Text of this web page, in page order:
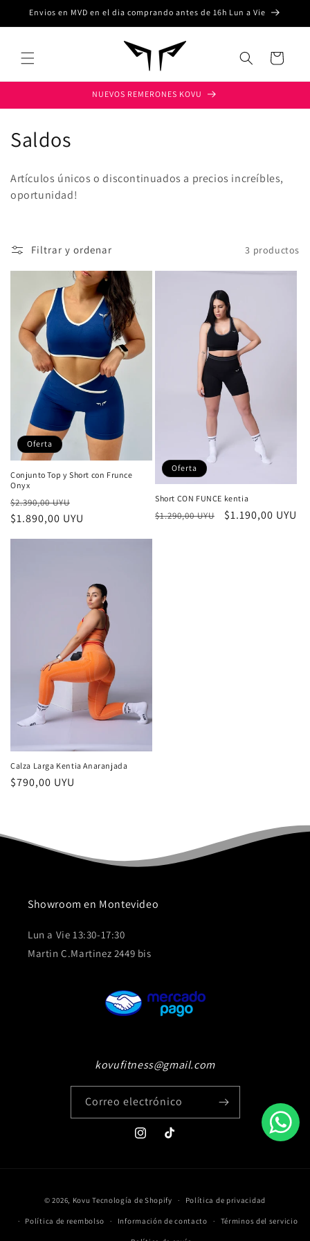
directamente
al contenido
Envios en MVD en el dia comprando antes de 16h Lun a Vie
Carrito
NUEVOS REMERONES KOVU
C
l
c
c
ó
Saldos
Artículos únicos o discontinuados a precios increíbles,
oportunidad!
Filtrar y ordenar 3 productos
Oferta
Conjunto Top y Short con Frunce
Onyx
Precio
habitual
$2.390,00 UYU
de
$1.890,00 UYU
Oferta
Short CON FUNCE kentia
Precio
$1.290,00 UYU
Precio
$1.190,00 UYU
Calza Larga Kentia Anaranjada
Precio
$790,00 UYU
Showroom en Montevideo
Lun a Vie 13:30-17:30
Martin C.Martinez 2449 bis
kovufitness@gmail.com
Correo electrónico
InstagramTikTok
de
pago
© 2026, KovuTecnología de Shopify Política de privacidad
Política de reembolso Información de contacto Términos del servicio